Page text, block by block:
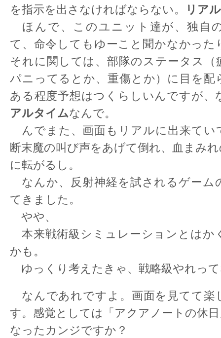
を指示を出さなければならない。
リア
ほんで、このユニット達が、独自
て、命令してもゆーこと聞かなかった
それに関しては、部隊のステータス（
パニってるとか、重傷とか）に目を配
ある程度予想はつくらしいんですが、
アルタイムなんで。
んでまた、画面もリアルに出来てい
断末魔の叫び声をあげて倒れ、血まみ
に転がるし。
なんか、反射神経を試されるゲーム
てきました。
やや、
本来戦術級シミュレーションとはか
かも。
ゆっくり考えたきゃ、戦略級やれっ
なんであれですよ。画面を見てて楽
す。感覚としては「アクアノートの休
なったカンジですか？